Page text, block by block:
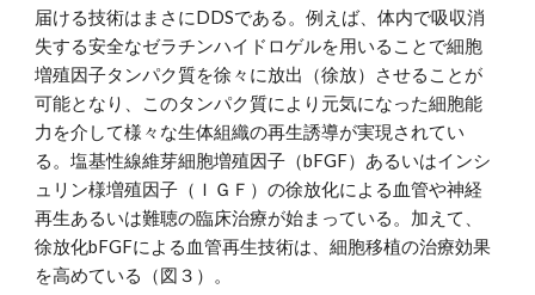
届ける技術はまさにDDSである。例えば、体内で吸収消
失する安全なゼラチンハイドロゲルを用いることで細胞
増殖因子タンパク質を徐々に放出（徐放）させることが
可能となり、このタンパク質により元気になった細胞能
力を介して様々な生体組織の再生誘導が実現されてい
る。塩基性線維芽細胞増殖因子（bFGF）あるいはインシ
ュリン様増殖因子（ＩＧＦ）の徐放化による血管や神経
再生あるいは難聴の臨床治療が始まっている。加えて、
徐放化bFGFによる血管再生技術は、細胞移植の治療効果
を高めている（図３）。